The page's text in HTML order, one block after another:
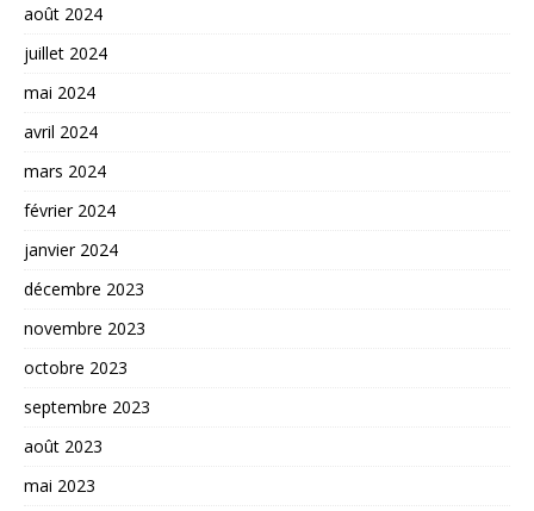
août 2024
juillet 2024
mai 2024
avril 2024
mars 2024
février 2024
janvier 2024
décembre 2023
novembre 2023
octobre 2023
septembre 2023
août 2023
mai 2023